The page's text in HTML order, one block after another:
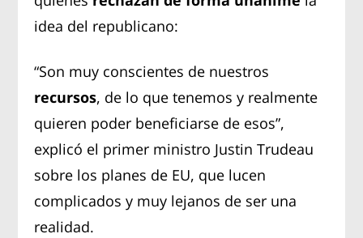
idea del republicano:
“Son muy conscientes de nuestros
recursos, de lo que tenemos y realmente
quieren poder beneficiarse de esos”,
explicó el primer ministro Justin Trudeau
sobre los planes de EU, que lucen
complicados y muy lejanos de ser una
realidad.